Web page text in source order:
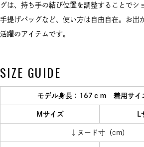
グは、持ち手の結び位置を調整することでシ
手提げバッグなど、使い方は自由自在。お出
活躍のアイテムです。
SIZE GUIDE
モデル身長：167ｃｍ 着用サイ
Mサイズ L
↓ヌード寸（cm）